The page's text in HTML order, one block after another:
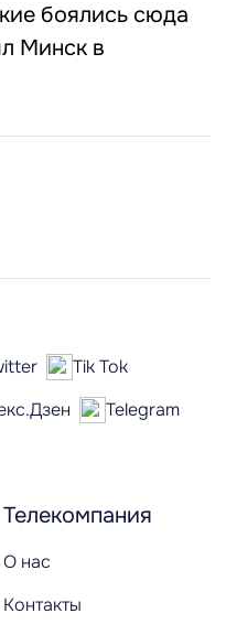
боялись сюда
Минск в
Телекомпания
О нас
Контакты
Tik Tok
Telegram